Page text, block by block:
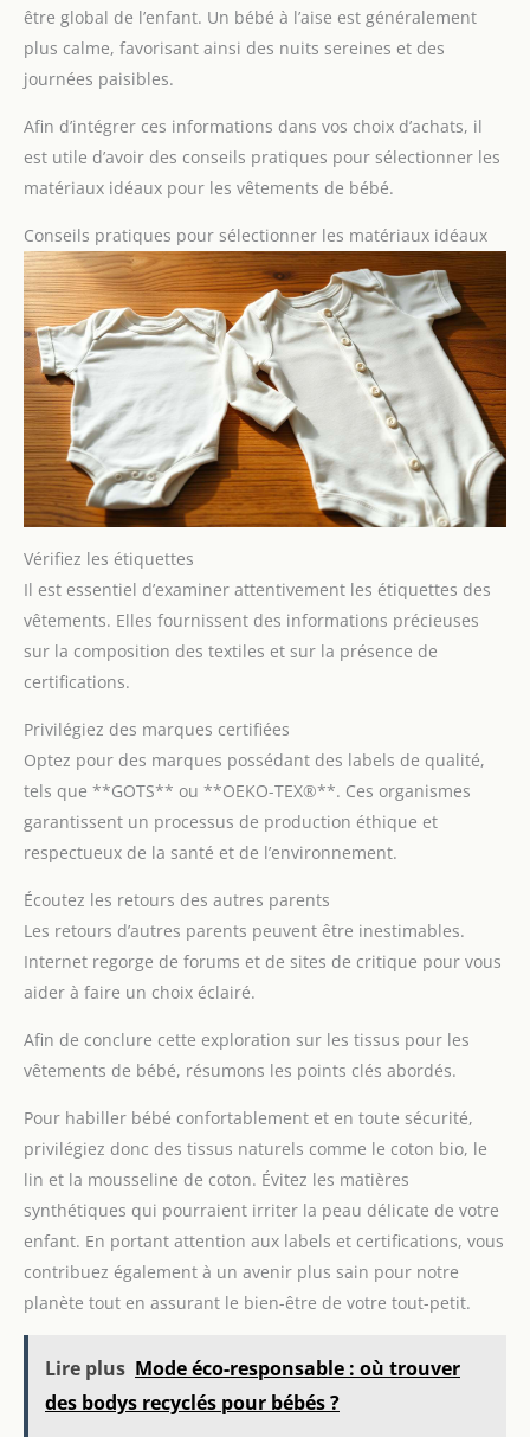
être global de l’enfant. Un bébé à l’aise est généralement
plus calme, favorisant ainsi des nuits sereines et des
journées paisibles.
Afin d’intégrer ces informations dans vos choix d’achats, il
est utile d’avoir des conseils pratiques pour sélectionner les
matériaux idéaux pour les vêtements de bébé.
Conseils pratiques pour sélectionner les matériaux idéaux
Vérifiez les étiquettes
Il est essentiel d’examiner attentivement les étiquettes des
vêtements. Elles fournissent des informations précieuses
sur la composition des textiles et sur la présence de
certifications.
Privilégiez des marques certifiées
Optez pour des marques possédant des labels de qualité,
tels que **GOTS** ou **OEKO-TEX®**. Ces organismes
garantissent un processus de production éthique et
respectueux de la santé et de l’environnement.
Écoutez les retours des autres parents
Les retours d’autres parents peuvent être inestimables.
Internet regorge de forums et de sites de critique pour vous
aider à faire un choix éclairé.
Afin de conclure cette exploration sur les tissus pour les
vêtements de bébé, résumons les points clés abordés.
Pour habiller bébé confortablement et en toute sécurité,
privilégiez donc des tissus naturels comme le coton bio, le
lin et la mousseline de coton. Évitez les matières
synthétiques qui pourraient irriter la peau délicate de votre
enfant. En portant attention aux labels et certifications, vous
contribuez également à un avenir plus sain pour notre
planète tout en assurant le bien-être de votre tout-petit.
Lire plus Mode éco-responsable : où trouver
des bodys recyclés pour bébés ?